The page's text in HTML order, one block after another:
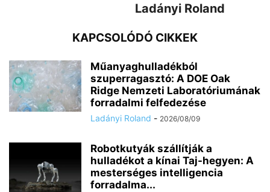
Ladányi Roland
KAPCSOLÓDÓ CIKKEK
Műanyaghulladékból
szuperragasztó: A DOE Oak
Ridge Nemzeti Laboratóriumának
forradalmi felfedezése
Ladányi Roland - 2026/08/09
Robotkutyák szállítják a
hulladékot a kínai Taj-hegyen: A
mesterséges intelligencia
forradalma...